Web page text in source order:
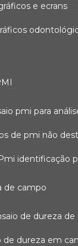
e ecrans
pmi para
de pmi não
pmi identificação
de campo
de dureza
de dureza em